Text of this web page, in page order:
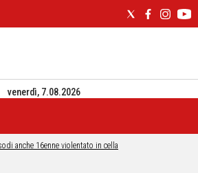
venerdì, 7.08.2026